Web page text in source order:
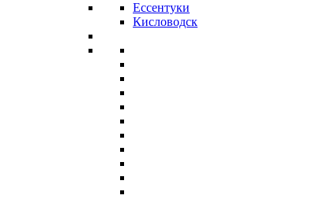
Ессентуки
Кисловодск